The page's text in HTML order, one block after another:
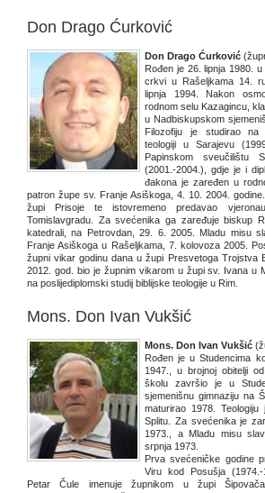
Don Drago Ćurković
Don Drago Ćurković
Rođen je 26. lipnja 1980.
crkvi u Rašeljkama 14.
lipnja 1994. Nakon
rodnom selu Kazagincu,
u Nadbiskupskom
Filozofiju je studirao na
teologiji u Sarajevu
Papinskom sveučilištu
(2001.-2004.), gdje je i
đakona je zaređen u
patron župe sv. Franje Asiškoga, 4. 10. 2004.
župi Prisoje te istovremeno predavao
Tomislavgradu. Za svećenika ga zaređuje biskup
katedrali, na Petrovdan, 29. 6. 2005. Mladu misu
Franje Asiškoga u Rašeljkama, 7. kolovoza 2005.
župni vikar godinu dana u župi Presvetoga Trojstva
2012. god. bio je župnim vikarom u župi sv. Ivana u
na poslijediplomski studij biblijske teologije u Rim.
Mons. Don Ivan Vukšić
Mons. Don Ivan Vukšić
Rođen je u Studencima
1947., u brojnoj obitelji
školu završio je u
sjemenišnu gimnaziju na
maturirao 1978.
Splitu. Za svećenika je
1973., a Mladu misu
srpnja 1973.
Prva svećeničke godine
Viru kod Posušja
Petar Čule imenuje župnikom u župi